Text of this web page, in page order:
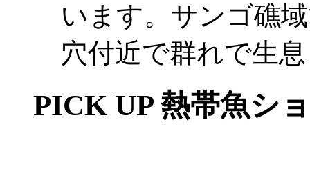
います。サンゴ礁
穴付近で群れで生
PICK UP 熱帯魚シ